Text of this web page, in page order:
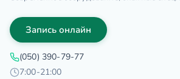
Запись онлайн
(050) 390-79-77
7:00-21:00